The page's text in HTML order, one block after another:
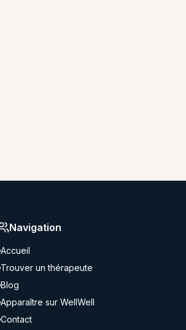
Navigation
Accueil
Trouver un thérapeute
Blog
Apparaître sur WellWell
Contact